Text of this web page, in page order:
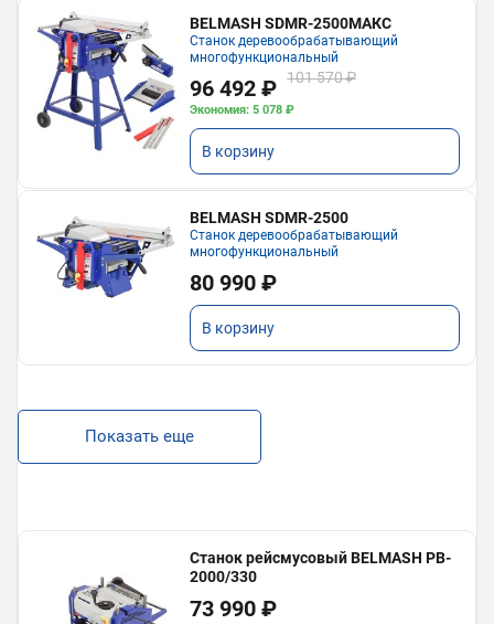
BELMASH SDMR-2500МАКС
Станок деревообрабатывающий
многофункциональный
96 492 ₽ 101 570 ₽
Экономия: 5 078 ₽
В корзину
BELMASH SDMR-2500
Станок деревообрабатывающий
многофункциональный
80 990 ₽
В корзину
Показать еще
Станок рейсмусовый BELMASH PB-
2000/330
73 990 ₽